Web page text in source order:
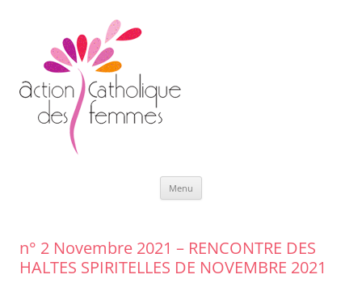
Menu
n° 2 Novembre 2021 – RENCONTRE DES
HALTES SPIRITELLES DE NOVEMBRE 2021